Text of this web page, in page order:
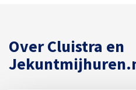
Over Cluistra en